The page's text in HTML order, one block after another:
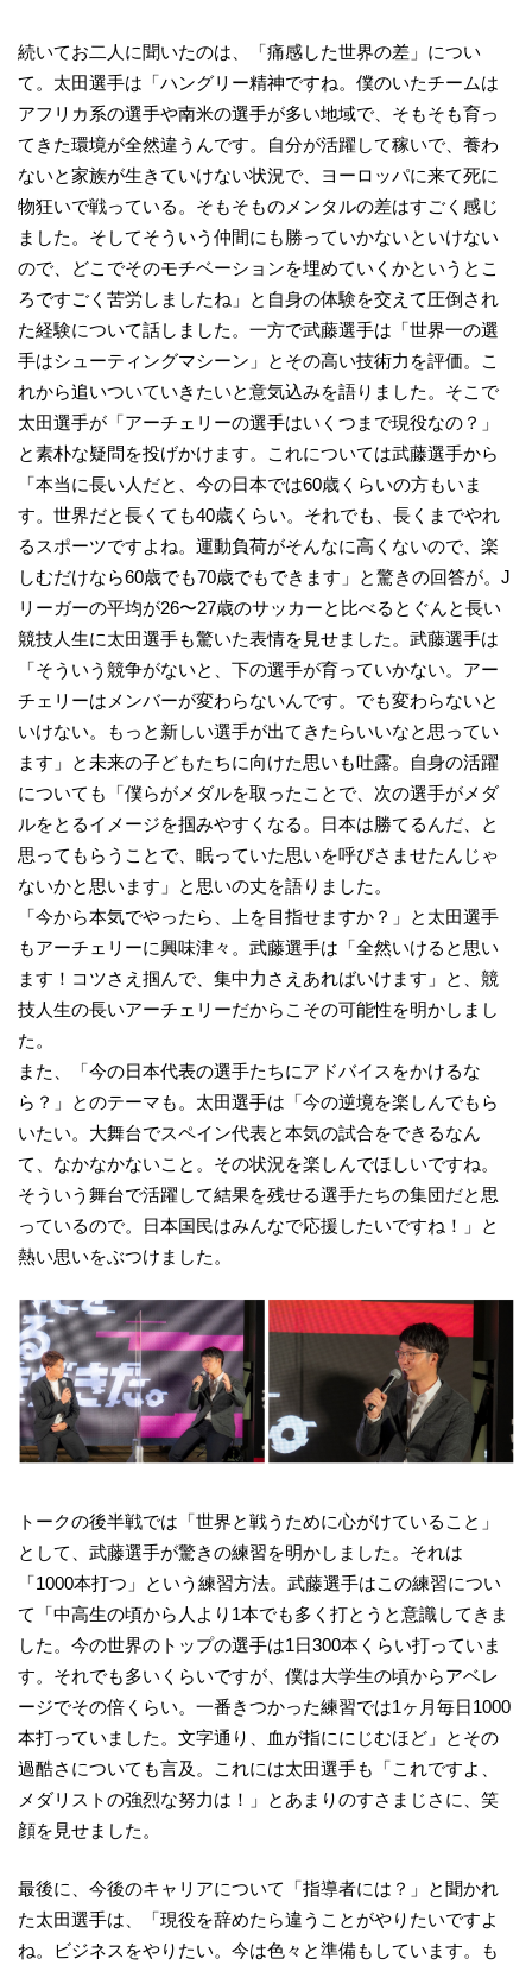
続いてお二人に聞いたのは、「痛感した世界の差」につい
て。太田選手は「ハングリー精神ですね。僕のいたチームは
アフリカ系の選手や南米の選手が多い地域で、そもそも育っ
てきた環境が全然違うんです。自分が活躍して稼いで、養わ
ないと家族が生きていけない状況で、ヨーロッパに来て死に
物狂いで戦っている。そもそものメンタルの差はすごく感じ
ました。そしてそういう仲間にも勝っていかないといけない
ので、どこでそのモチベーションを埋めていくかというとこ
ろですごく苦労しましたね」と自身の体験を交えて圧倒され
た経験について話しました。一方で武藤選手は「世界一の選
手はシューティングマシーン」とその高い技術力を評価。こ
れから追いついていきたいと意気込みを語りました。そこで
太田選手が「アーチェリーの選手はいくつまで現役なの？」
と素朴な疑問を投げかけます。これについては武藤選手から
「本当に長い人だと、今の日本では60歳くらいの方もいま
す。世界だと長くても40歳くらい。それでも、長くまでやれ
るスポーツですよね。運動負荷がそんなに高くないので、楽
しむだけなら60歳でも70歳でもできます」と驚きの回答が。J
リーガーの平均が26〜27歳のサッカーと比べるとぐんと長い
競技人生に太田選手も驚いた表情を見せました。武藤選手は
「そういう競争がないと、下の選手が育っていかない。アー
チェリーはメンバーが変わらないんです。でも変わらないと
いけない。もっと新しい選手が出てきたらいいなと思ってい
ます」と未来の子どもたちに向けた思いも吐露。自身の活躍
についても「僕らがメダルを取ったことで、次の選手がメダ
ルをとるイメージを掴みやすくなる。日本は勝てるんだ、と
思ってもらうことで、眠っていた思いを呼びさませたんじゃ
ないかと思います」と思いの丈を語りました。
「今から本気でやったら、上を目指せますか？」と太田選手
もアーチェリーに興味津々。武藤選手は「全然いけると思い
ます！コツさえ掴んで、集中力さえあればいけます」と、競
技人生の長いアーチェリーだからこその可能性を明かしまし
た。
また、「今の日本代表の選手たちにアドバイスをかけるな
ら？」とのテーマも。太田選手は「今の逆境を楽しんでもら
いたい。大舞台でスペイン代表と本気の試合をできるなん
て、なかなかないこと。その状況を楽しんでほしいですね。
そういう舞台で活躍して結果を残せる選手たちの集団だと思
っているので。日本国民はみんなで応援したいですね！」と
熱い思いをぶつけました。
トークの後半戦では「世界と戦うために心がけていること」
として、武藤選手が驚きの練習を明かしました。それは
「1000本打つ」という練習方法。武藤選手はこの練習につい
て「中高生の頃から人より1本でも多く打とうと意識してきま
した。今の世界のトップの選手は1日300本くらい打っていま
す。それでも多いくらいですが、僕は大学生の頃からアベレ
ージでその倍くらい。一番きつかった練習では1ヶ月毎日1000
本打っていました。文字通り、血が指ににじむほど」とその
過酷さについても言及。これには太田選手も「これですよ、
メダリストの強烈な努力は！」とあまりのすさまじさに、笑
顔を見せました。
最後に、今後のキャリアについて「指導者には？」と聞かれ
た太田選手は、「現役を辞めたら違うことがやりたいですよ
ね。ビジネスをやりたい。今は色々と準備もしています。も